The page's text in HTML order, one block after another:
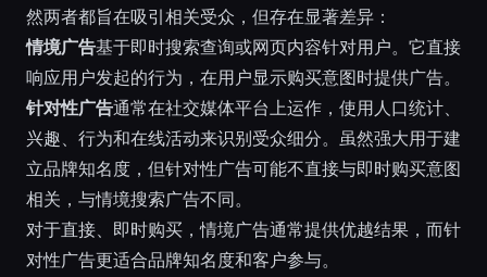
然两者都旨在吸引相关受众，但存在显著差异：
情境广告基于即时搜索查询或网页内容针对用户。它直接
响应用户发起的行为，在用户显示购买意图时提供广告。
针对性广告通常在社交媒体平台上运作，使用人口统计、
兴趣、行为和在线活动来识别受众细分。虽然强大用于建
立品牌知名度，但针对性广告可能不直接与即时购买意图
相关，与情境搜索广告不同。
对于直接、即时购买，情境广告通常提供优越结果，而针
对性广告更适合品牌知名度和客户参与。